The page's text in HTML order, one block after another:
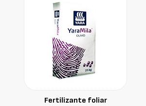
Fertilizante foliar